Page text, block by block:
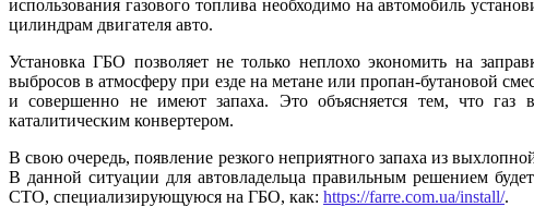
использования газового топлива необходимо на автомобиль
цилиндрам двигателя авто.
Установка ГБО позволяет не только неплохо экономить на
выбросов в атмосферу при езде на метане или пропан-бутановой
и совершенно не имеют запаха. Это объясняется тем, что газ
каталитическим конвертером.
В свою очередь, появление резкого неприятного запаха из
В данной ситуации для автовладельца правильным решением
СТО, специализирующуюся на ГБО, как: https://farre.com.ua/install/.